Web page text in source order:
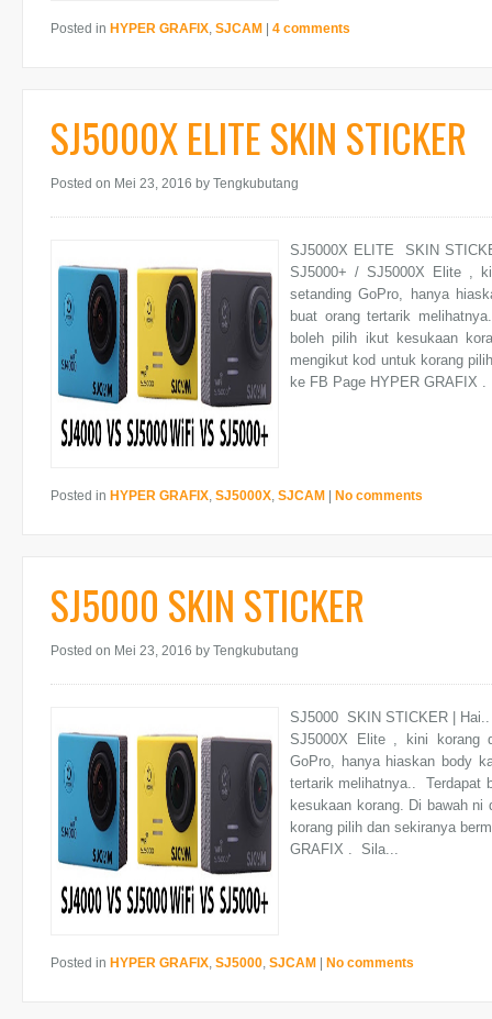
Posted in HYPER GRAFIX SJCAM | 4 comments
SJ5000X ELITE SKIN STICKER
Posted on Mei 23, 2016 by Tengkubutang
SJ5000X ELITE SKIN
SJ5000+ / SJ5000X Elite ,
setanding GoPro, hanya
buat orang tertarik
boleh pilih ikut kesukaan
mengikut kod untuk korang
ke FB Page HYPER GRAFIX
Posted in HYPER GRAFIX SJ5000X SJCAM | No comments
SJ5000 SKIN STICKER
Posted on Mei 23, 2016 by Tengkubutang
SJ5000 SKIN STICKER |
SJ5000X Elite , kini korang
GoPro, hanya hiaskan body
tertarik melihatnya.. Terdapat
kesukaan korang. Di bawah ni
korang pilih dan sekiranya
GRAFIX . Sila...
Posted in HYPER GRAFIX SJ5000 SJCAM | No comments